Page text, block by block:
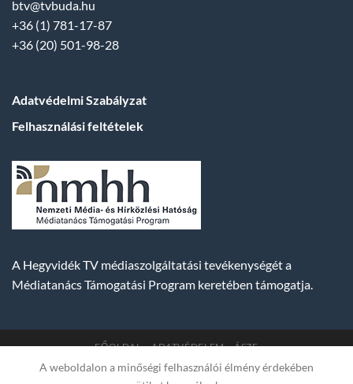
btv@tvbuda.hu
+36 (1) 781-17-87
+36 (20) 501-98-28
Adatvédelmi Szabályzat
Felhasználási feltételek
A Hegyvidék TV médiaszolgáltatási tevékenységét a
Médiatanács Támogatási Program keretében támogatja.
FŐOLDAL ADATVÉDELEM ÁSZF
Copyright 2007-2026 © BUDA TV | Hegyvidék Média
A weboldalon a minőségi felhasználói élmény érdekében